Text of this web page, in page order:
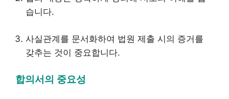
습니다.
사실관계를 문서화하여 법원 제출 시의 증거를
갖추는 것이 중요합니다.
합의서의 중요성